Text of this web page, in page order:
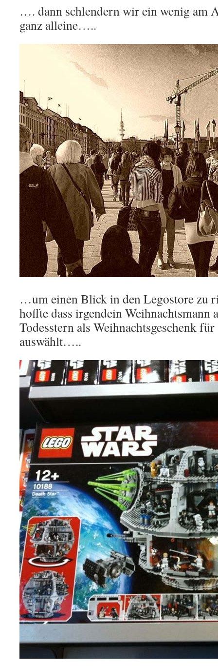
…. dann schlendern wir ein wenig am
ganz alleine…..
…um einen Blick in den Legostore zu
hoffte dass irgendein Weihnachtsmann
Todesstern als Weihnachtsgeschenk
auswählt…..